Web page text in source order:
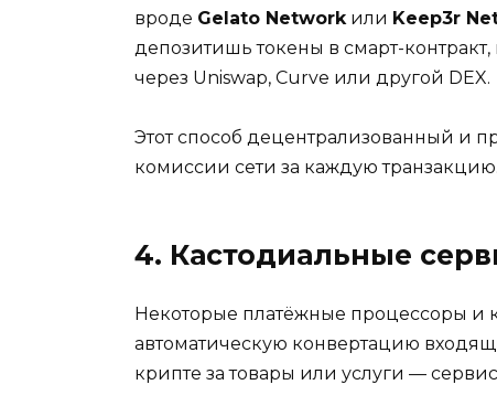
вроде Gelato Networkили Keep3r
депозитишь токены в смарт-
через Uniswap, Curve или другой DEX.
Этот способ децентрализованный и
комиссии сети за каждую транзакцию.
4. Кастодиальные
Некоторые платёжные процессоры и
автоматическую конвертацию
крипте за товары или услуги —